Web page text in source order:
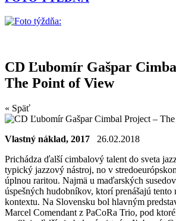
CD Ľubomír Gašpar
The Point of View
« Späť
Vlastný náklad, 2017 26.02.2018
Prichádza ďalší cimbalový talent do sveta
typický jazzový nástroj, no v
úplnou raritou. Najmä u maďarských
úspešných hudobníkov, ktorí prenášajú tento
kontextu. Na Slovensku bol hlavným
Marcel Comendant z PaCoRa Trio, pod